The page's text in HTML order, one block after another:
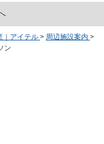
｜アイテル > 周辺施設案内 >
ン